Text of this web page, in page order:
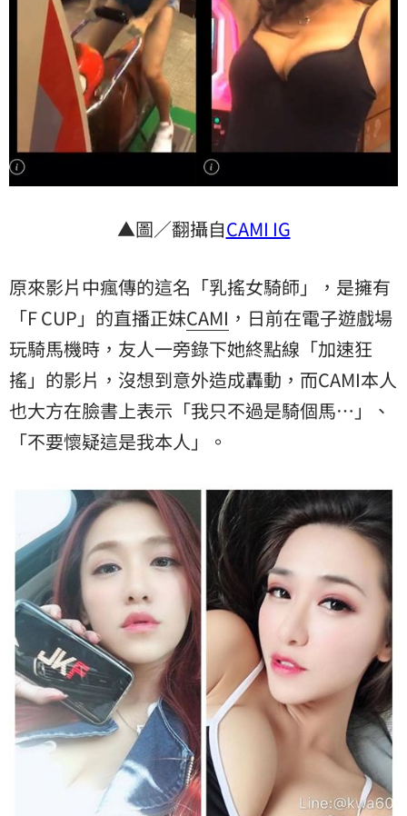
▲圖／翻攝自CAMI IG
原來影片中瘋傳的這名「乳搖女騎師」，是擁有
「F CUP」的直播正妹CAMI ，日前在電子遊戲場
玩騎馬機時，友人一旁錄下她終點線「加速狂
搖」的影片，沒想到意外造成轟動，而CAMI本人
也大方在臉書上表示「我只不過是騎個馬⋯」、
「不要懷疑這是我本人」。